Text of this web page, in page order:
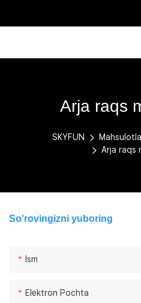
Arja raqs
SKYFUN
Arja raqs
So'rovingizni yuboring
Ism
Elektron Pochta